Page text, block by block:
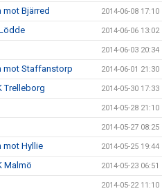
Bjärred 2014-06-08 17:10
2014-06-06 13:02
2014-06-03 20:34
mot Staffanstorp 2014-06-01 21:30
Trelleborg 2014-05-30 17:33
2014-05-28 21:10
2014-05-27 08:25
mot Hyllie 2014-05-25 19:44
Malmö 2014-05-23 06:51
2014-05-22 11:10